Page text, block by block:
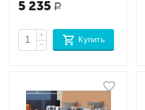
(50х70х2шт)
5 235 Р
+
−
Купить